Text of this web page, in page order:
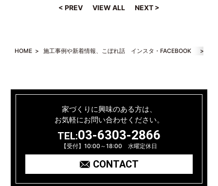
< PREV VIEW ALL NEXT >
HOME > 施工事例や新着情報、こぼれ話 インスタ・FACEBOOK >
家づくりに興味のある方は、
お気軽にお問い合わせください。
TEL:03-6303-2866
【受付】10:00～18:00 水曜定休日
CONTACT